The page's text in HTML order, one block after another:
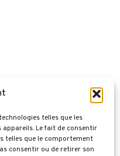
telles que les
Le fait de consentir
telles que le comportement
consentir ou de retirer son